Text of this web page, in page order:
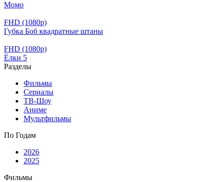
Момо
FHD (1080p)
Губка Боб квадратные штаны
FHD (1080p)
Ёлки 5
Разделы
Фильмы
Сериалы
ТВ-Шоу
Аниме
Мультфильмы
По Годам
2026
2025
Фильмы